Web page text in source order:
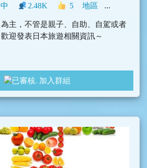
2.48K 5 地區 臺灣
主，不管是親子、自助、自駕或者
迎發表日本旅遊相關資訊～
遊相關問題、行程方面討論以及日
或住宿的心得分享
關票卷
旅遊相關優惠資訊分享
食、必買藥妝電器 ...
加入群組